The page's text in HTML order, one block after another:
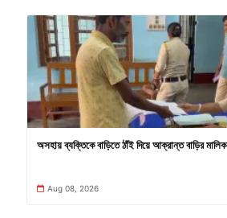
অসহায় ব্যক্তিকে বাড়িতে ঠাঁই দিয়ে আক্রান্ত বাড়ির মালিক
Aug 08, 2026